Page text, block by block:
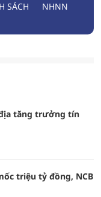
SÁCH
NHNN
tăng trưởng tín
triệu tỷ đồng, NCB